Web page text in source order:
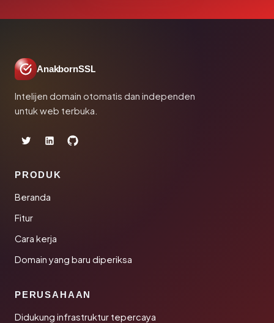
AnakbornSSL
Intelijen domain otomatis dan independen
untuk web terbuka.
PRODUK
Beranda
Fitur
Cara kerja
Domain yang baru diperiksa
PERUSAHAAN
Didukung infrastruktur tepercaya